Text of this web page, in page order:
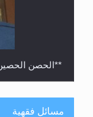
**الحصن
مسائل فقهية